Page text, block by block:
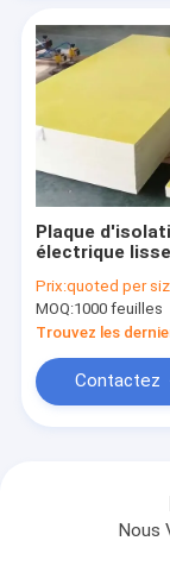
Plaque
électrique lisse
à 2,0 g/cm3
Résistance à la
flexion ≥ 340
Prix:quoted per
MOQ:1000 feuilles
Trouvez les
Contactez
Nous